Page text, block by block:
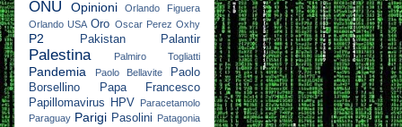
ONU Opinioni
Orlando Figuera
Orlando USA Oro Oscar Perez Oxhy
P2 Pakistan Palantir
Palestina Palmiro Togliatti
Pandemia Paolo Bellavite
Paolo
Borsellino
Papa Francesco
Papillomavirus HPV
Paracetamolo
Paraguay Parigi Pasolini Patagonia